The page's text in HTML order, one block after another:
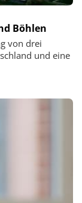
Böhlen
von drei
und eine